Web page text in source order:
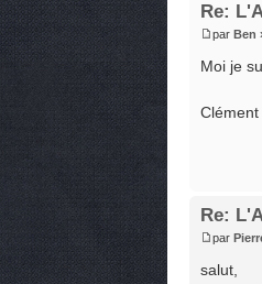
Re:
par Ben
Moi je
Re:
par
salut,